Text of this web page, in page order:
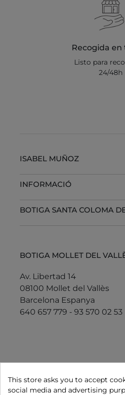
Recogida en
Listo para
24/48h
ISABEL MUÑOZ
INFORMACIÓ
BOTIGA SANTA COLOMA
BOTIGA MOLLET DEL
Av. Libertad 14
08100 Mollet del Vallès
Barcelona Espanya
640 657 779 - 93 570 02 53
Segueix-nos
This store asks you to accept
social media and advertising